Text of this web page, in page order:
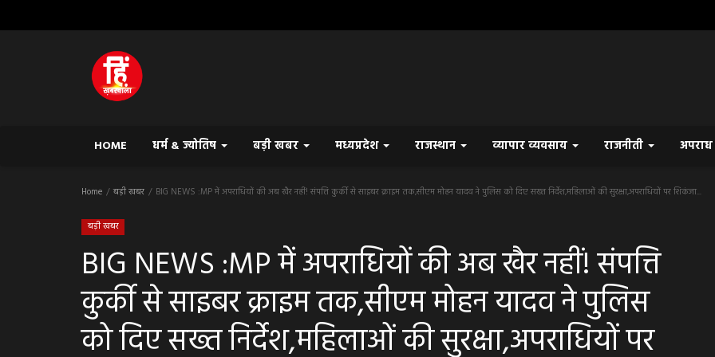
HOME धर्म & ज्योतिष बड़ी खबर मध्यप्रदेश राजस्थान व्यापार व्यवसाय राजनीती अपराध
Home बड़ी खबर BIG NEWS :MP में अपराधियों की अब खैर नहीं! संपत्ति कुर्की से साइबर क्राइम तक,सीएम मोहन यादव ने पुलिस को दिए सख्त निर्देश,महिलाओं की सुरक्षा,अपराधियों पर शिकंजा...
बड़ी खबर
BIG NEWS :MP में अपराधियों की अब खैर नहीं! संपत्ति
कुर्की से साइबर क्राइम तक,सीएम मोहन यादव ने पुलिस
को दिए सख्त निर्देश,महिलाओं की सुरक्षा,अपराधियों पर